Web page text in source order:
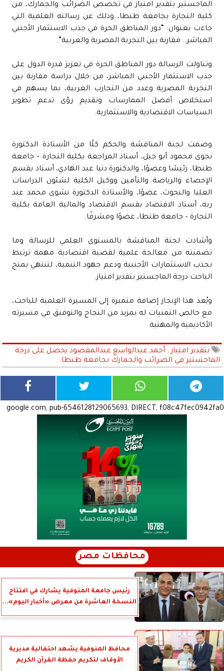
الماجستير بتقدير امتياز في تخصص الضرائب والجمارك، من
كلية التجارة بجامعة طنطا، وذلك عن رسالته العلمية التي
جاءت بعنوان: “دور المناطق الحرة في جذب الاستثمار الأجنبي
المباشر.. مقارنة بين التجربة المصرية والعربية”.
وتناولت الرسالة دور المناطق الحرة في تعزيز قدرة الدول على
جذب الاستثمار الأجنبي المباشر، من خلال دراسة مقارنة بين
التجربة المصرية وعدد من التجارب العربية، بما يسهم في
استخلاص أفضل الممارسات وتقديم رؤى تدعم تطوير
السياسات الاقتصادية والاستثمارية.
وضمت لجنة المناقشة والحكم كلًا من الأستاذة الدكتورة
نجوى محمود أبو جبل، أستاذ المراجعة بكلية التجارة – جامعة
طنطا، رئيسًا وعضوًا، والدكتورة دنيا عبد الهادي، أستاذ بقسم
الإحصاء والرياضة والتأمين ووكيل الكلية لشئون الدراسات
العليا والبحوث، عضوًا، والأستاذة الدكتورة نشوى محمد عبد
ربه، أستاذ الاقتصاد بقسم الاقتصاد والمالية العامة بكلية
التجارة – جامعة طنطا، عضوًا ومشرفًا.
وأشادت لجنة المناقشة بالمستوى العلمي للرسالة وما
تضمنته من معالجة علمية لقضية اقتصادية مهمة ترتبط
بجذب الاستثمارات الأجنبية ودعم جهود التنمية، لتنتهي بمنح
الباحث درجة الماجستير بتقدير امتياز.
ويُعد هذا الإنجاز إضافة متميزة إلى المسيرة العلمية للباحث،
مع خالص التمنيات له بمزيد من النجاح والتوفيق في مسيرته
الأكاديمية والمهنية.
بتقدير امتياز.. أحمد عبدالواسع عبدالمقصود يحصل على درجة
الماجستير في الضرائب والجمارك بجامعة طنطا
google.com, pub-6546128129065693, DIRECT, f08c47fec0942fa0
محافظات مصر
رئيس جامعة المنوفية يشارك في افتتاح
النسخة العاشرة من معرض «أخبار اليوم»...
محافظ المنوفية يشهد احتفالية مديرية
الأوقاف لتكريم حفظة القرآن الكريم